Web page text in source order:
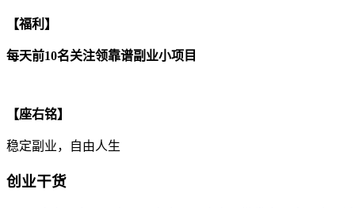
【福利】
每天前10名关注领靠谱副业小项目
【座右铭】
稳定副业，自由人生
创业干货